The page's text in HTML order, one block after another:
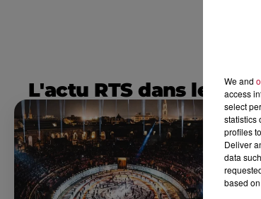
L'actu RTS dans le Sud
We and
access
select
statistics
profiles
Deliver
data
based